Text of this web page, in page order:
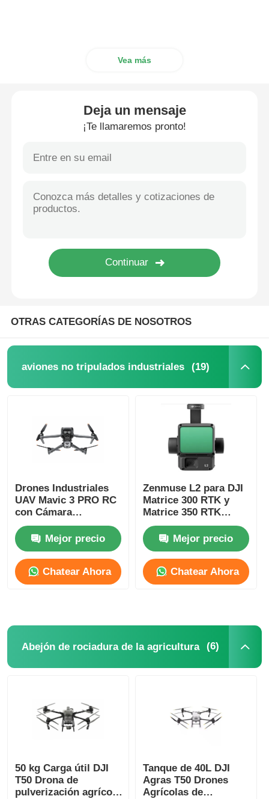
Vea más
Deja un mensaje
¡Te llamaremos pronto!
OTRAS CATEGORÍAS DE NOSOTROS
aviones no tripulados industriales (19)
Drones Industriales
UAV Mavic 3 PRO RC
con Cámara
Hasselblad CMOS 4/3
Mejor precio
Chatear Ahora
Zenmuse L2 para DJI
Matrice 300 RTK y
Matrice 350 RTK
Drone Cámara Lidar
Integrada H30T
Respuesta a
Emergencias/Mapeo
Topográfico/AEC
Mejor precio
Chatear Ahora
Abejón de rociadura de la agricultura (6)
50 kg Carga útil DJI
T50 Drona de
pulverización agrícola
Tanque de 40L DJI
Agras T50 Drones
Agrícolas de